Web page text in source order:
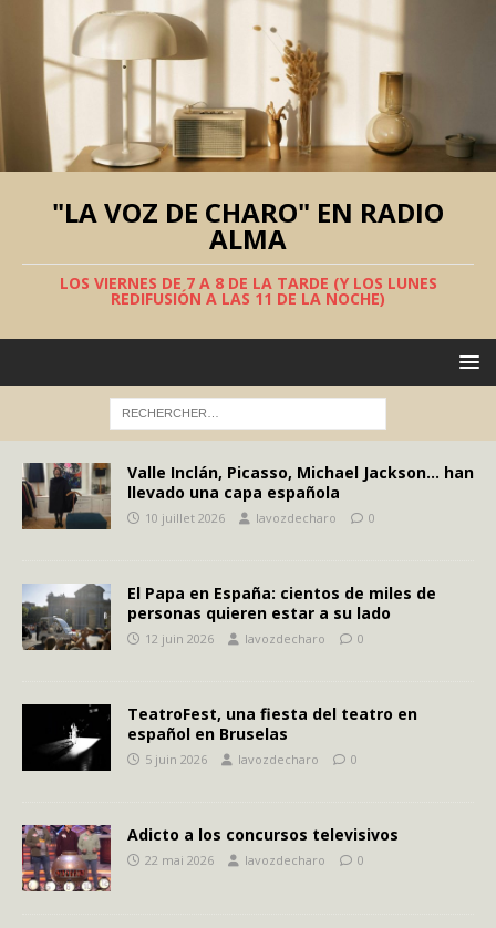
"LA VOZ DE CHARO" EN RADIO
ALMA
LOS VIERNES DE 7 A 8 DE LA TARDE (Y LOS LUNES
REDIFUSIÓN A LAS 11 DE LA NOCHE)
Valle Inclán, Picasso, Michael Jackson… han
llevado una capa española
10 juillet 2026 lavozdecharo 0
El Papa en España: cientos de miles de
personas quieren estar a su lado
12 juin 2026 lavozdecharo 0
TeatroFest, una fiesta del teatro en
español en Bruselas
5 juin 2026 lavozdecharo 0
Adicto a los concursos televisivos
22 mai 2026 lavozdecharo 0